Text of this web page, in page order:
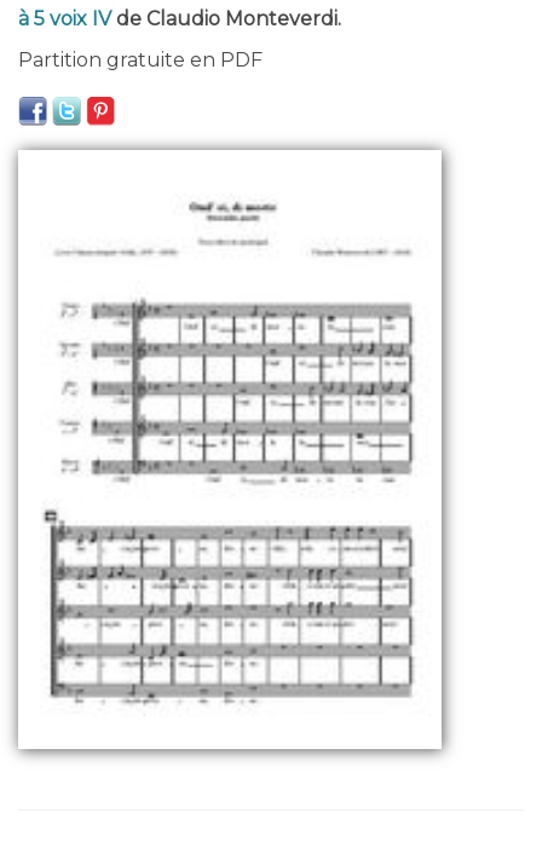
à 5 voix IVde Claudio Monteverdi.
Partition gratuite en PDF